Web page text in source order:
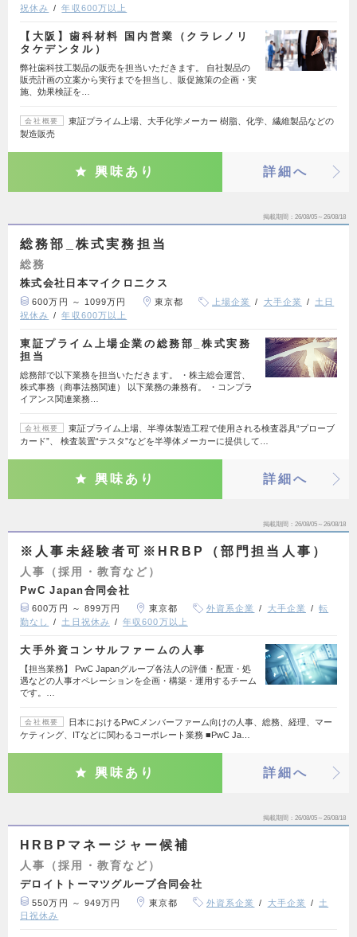
祝休み 年収600万以上
【大阪】歯科材料 国内営業（クラレノリ
タケデンタル）
弊社歯科技工製品の販売を担当いただきます。 自社製品の
販売計画の立案から実行までを担当し、販促施策の企画・実
施、効果検証を…
会社概要
東証プライム上場、大手化学メーカー 樹脂、化学、繊維製品などの
製造販売
興味あり 詳細へ
掲載期間 26/08/05～26/08/18
総務部_株式実務担当
総務
株式会社日本マイクロニクス
600万円 ～ 1099万円 東京都 上場企業 大手企業
土日
祝休み
年収600万以上
東証プライム上場企業の総務部_株式実務
担当
総務部で以下業務を担当いただきます。 ・株主総会運営、
株式事務（商事法務関連） 以下業務の兼務有。 ・コンプラ
イアンス関連業務…
会社概要
東証プライム上場、半導体製造工程で使用される検査器具“プローブ
カード”、 検査装置“テスタ”などを半導体メーカーに提供して…
興味あり 詳細へ
掲載期間 26/08/05～26/08/18
※人事未経験者可※HRBP（部門担当人事）
人事（採用・教育など）
PwC Japan合同会社
600万円 ～ 899万円 東京都 外資系企業 大手企業
転
勤なし
土日祝休み 年収600万以上
大手外資コンサルファームの人事
【担当業務】 PwC Japanグループ各法人の評価・配置・処
遇などの人事オペレーションを企画・構築・運用するチーム
です。…
会社概要
日本におけるPwCメンバーファーム向けの人事、総務、経理、マー
ケティング、ITなどに関わるコーポレート業務 ■PwC Ja…
興味あり 詳細へ
掲載期間 26/08/05～26/08/18
HRBPマネージャー候補
人事（採用・教育など）
デロイトトーマツグループ合同会社
550万円 ～ 949万円 東京都 外資系企業 大手企業
土
日祝休み